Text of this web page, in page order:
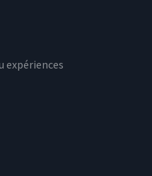
expériences